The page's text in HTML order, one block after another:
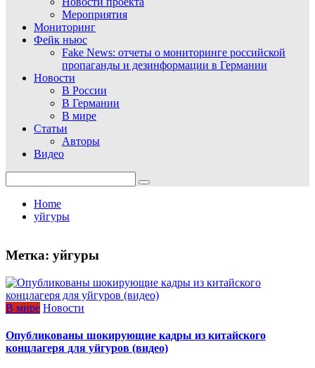
Мероприятия
Мониторинг
Фейк ньюс
Fake News: отчеты о мониторинге российской
пропаганды и дезинформации в Германии
Новости
В России
В Германии
В мире
Статьи
Авторы
Видео
for:
Home
уйгуры
Метка: уйгуры
В мире Новости
Опубликованы шокирующие кадры из китайского
концлагеря для уйгуров (видео)